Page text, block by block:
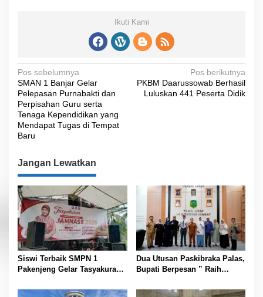
Ikuti Kami
N
a
v
i
g
a
s
i
p
o
s
Pos sebelumnya
SMAN 1 Banjar Gelar
Pelepasan Purnabakti dan
Perpisahan Guru serta
Tenaga Kependidikan yang
Mendapat Tugas di Tempat
Baru
Pos berikutnya
PKBM Daarussowab Berhasil
Luluskan 441 Peserta Didik
Jangan Lewatkan
Siswi Terbaik SMPN 1
Pakenjeng Gelar Tasyakuran
Jambore Nasional
Dua Utusan Paskibraka Palas,
Bupati Berpesan ” Raih
Daerah dan Jaga Kesehatan “